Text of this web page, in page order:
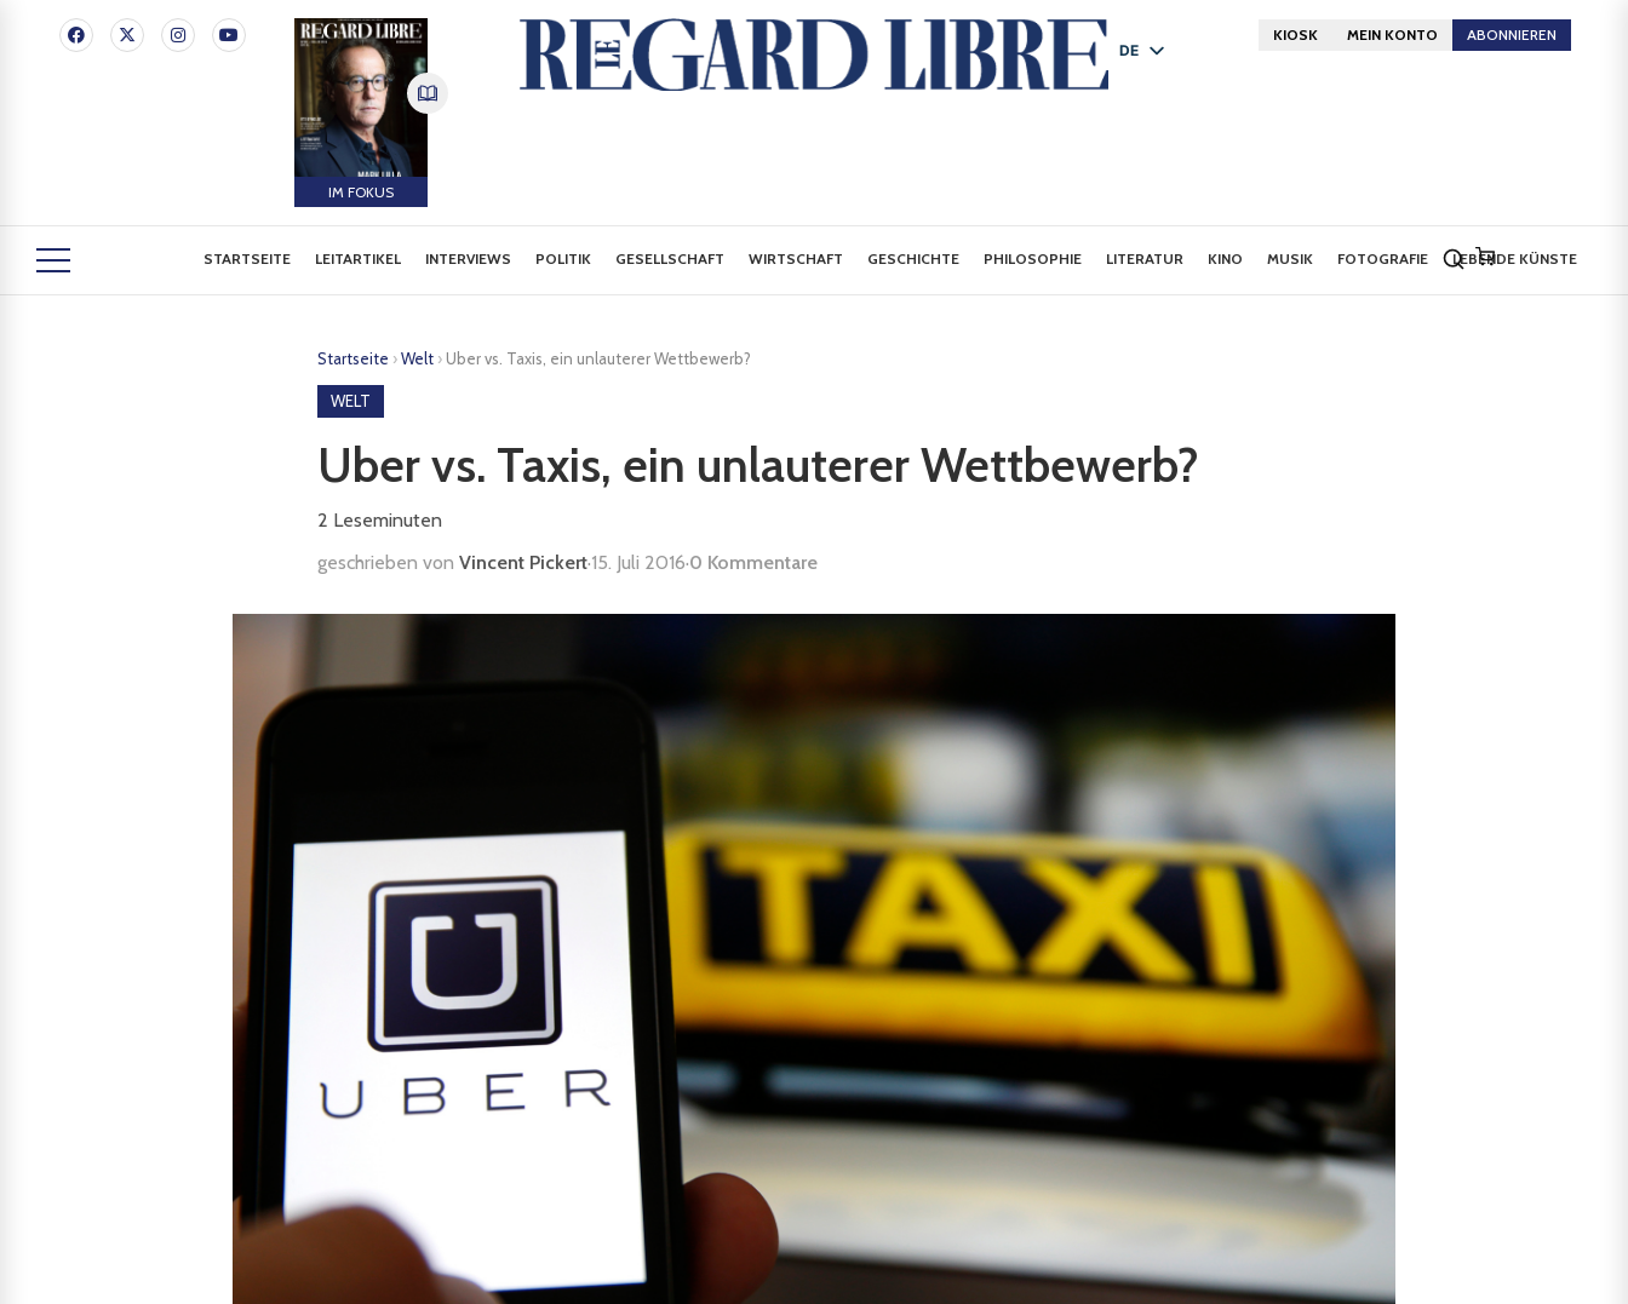
IM FOKUS
DE
KIOSK MEIN KONTO ABONNIEREN
STARTSEITE LEITARTIKEL INTERVIEWS POLITIK GESELLSCHAFT WIRTSCHAFT GESCHICHTE PHILOSOPHIE LITERATUR KINO MUSIK FOTOGRAFIE LEBENDE KÜNSTE
Startseite ›Welt › Uber vs. Taxis, ein unlauterer Wettbewerb?
WELT
Uber vs. Taxis, ein unlauterer Wettbewerb?
2 Leseminuten
geschrieben von Vincent Pickert·15. Juli 2016·0 Kommentare